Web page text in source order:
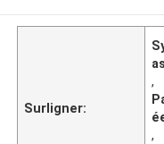
Surligner:
,
,